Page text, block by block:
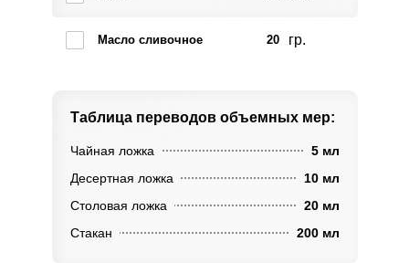
Масло сливочное 20 гр.
Таблица переводов объемных мер:
Чайная ложка
5 мл
Десертная ложка
10 мл
Столовая ложка
20 мл
Стакан
200 мл